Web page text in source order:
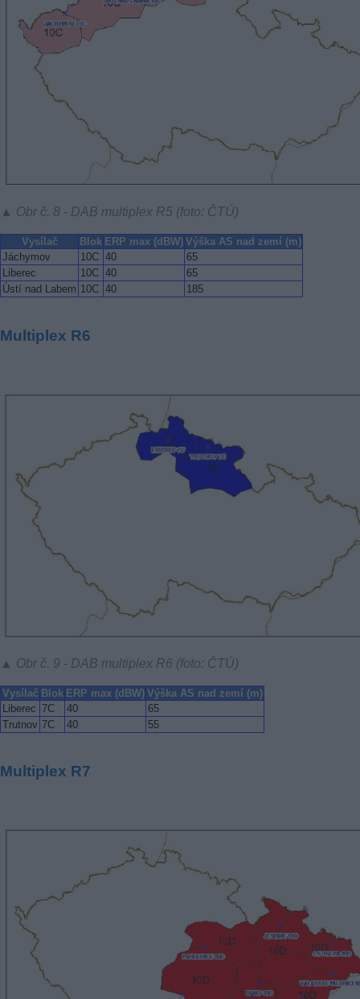
▲ Obr č. 8 - DAB multiplex R5 (foto: ČTÚ)
Vysílač Blok ERP max (dBW) Výška AS nad zemí (m)
Jáchymov
10C 40
65
Liberec
10C 40
65
Ústí nad Labem 10C 40 185
Multiplex R6
▲ Obr č. 9 - DAB multiplex R6 (foto: ČTÚ)
Vysílač Blok ERP max (dBW) Výška AS nad zemí (m)
Liberec 7C 40
65
Trutnov 7C 40 55
Multiplex R7